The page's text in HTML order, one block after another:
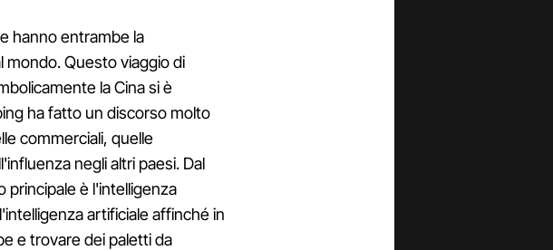
hanno entrambe la
Questo viaggio di
la Cina si è
ha fatto un discorso molto
commerciali, quelle
negli altri paesi. Dal
principale è l'intelligenza
artificiale affinché in
e trovare dei paletti da